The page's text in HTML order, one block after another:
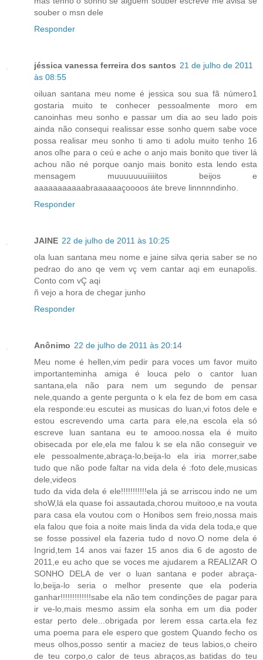
souber o msn dele
Responder
jéssica vanessa ferreira dos santos 21 de julho de 2011
às 08:55
oiluan santana meu nome é jessica sou sua fã número1
gostaria muito te conhecer pessoalmente moro em
canoinhas meu sonho e passar um dia ao seu lado pois
ainda não consequi realissar esse sonho quem sabe voce
possa realisar meu sonho ti amo ti adolu muito tenho 16
anos olhe para o ceú e ache o anjo mais bonito que tiver lá
achou não né porque oanjo mais bonito esta lendo esta
mensagem muuuuuuuiiiiitos beijos e
aaaaaaaaaaabraaaaaaçoooos áte breve linnnnndinho.
Responder
JAINE 22 de julho de 2011 às 10:25
ola luan santana meu nome e jaine silva qeria saber se no
pedrao do ano qe vem vç vem cantar aqi em eunapolis.
Conto com vÇ aqi
ñ vejo a hora de chegar junho
Responder
Anônimo 22 de julho de 2011 às 20:14
Meu nome é hellen,vim pedir para voces um favor muito
importanteminha amiga é louca pelo o cantor luan
santana,ela não para nem um segundo de pensar
nele,quando a gente pergunta o k ela fez de bom em casa
ela responde:eu escutei as musicas do luan,vi fotos dele e
estou escrevendo uma carta para ele,na escola ela só
escreve luan santana eu te amooo.nossa ela é muito
obisecada por ele,ela me falou k se ela não conseguir ve
ele pessoalmente,abraça-lo,beija-lo ela iria morrer,sabe
tudo que não pode faltar na vida dela é :foto dele,musicas
dele,videos
tudo da vida dela é ele!!!!!!!!!!!ela já se arriscou indo ne um
shoW,lá ela quase foi assautada,chorou muitooo,e na vouta
para casa ela voutou com o Honibos sem freio,nossa mais
ela falou que foia a noite mais linda da vida dela toda,e que
se fosse possivel ela fazeria tudo d novo.O nome dela é
Ingrid,tem 14 anos vai fazer 15 anos dia 6 de agosto de
2011,e eu acho que se voces me ajudarem a REALIZAR O
SONHO DELA de ver o luan santana e poder abraça-
lo,beija-lo seria o melhor presente que ela poderia
ganhar!!!!!!!!!!!!!sabe ela não tem condinções de pagar para
ir ve-lo,mais mesmo assim ela sonha em um dia poder
estar perto dele...obrigada por lerem essa carta.ela fez
uma poema para ele espero que gostem Quando fecho os
meus olhos,posso sentir a maciez de teus labios,o cheiro
de teu corpo,o calor de teus abraços,as batidas do teu